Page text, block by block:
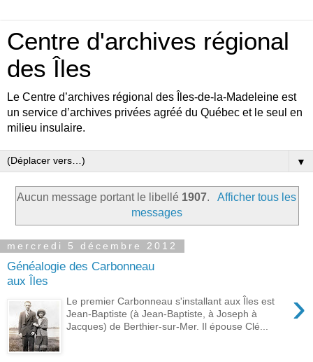
Centre d'archives régional
des Îles
Le Centre d’archives régional des Îles-de-la-Madeleine est
un service d’archives privées agréé du Québec et le seul en
milieu insulaire.
▼
Aucun message portant le libellé 1907.
Afficher tous les
messages
mercredi 5 décembre 2012
Généalogie des Carbonneau
aux Îles
›
Le premier Carbonneau s'installant aux Îles est
Jean-Baptiste (à Jean-Baptiste, à Joseph à
Jacques) de Berthier-sur-Mer. Il épouse Clé...